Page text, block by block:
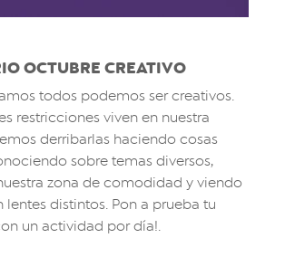
OCTUBRE CREATIVO
todos podemos ser creativos.
restricciones viven en nuestra
derribarlas haciendo cosas
sobre temas diversos,
zona de comodidad y viendo
lentes distintos. Pon a prueba tu
un actividad por día!.